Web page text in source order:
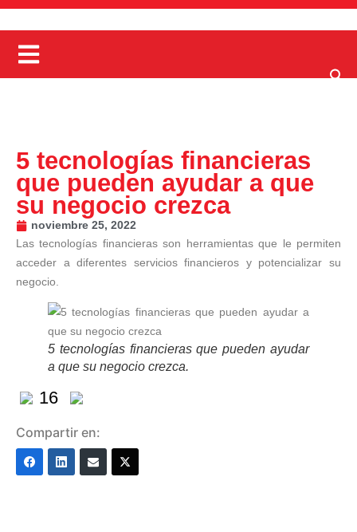
5 tecnologías financieras
que pueden ayudar a que
su negocio crezca
noviembre 25, 2022
Las tecnologías financieras son herramientas que le permiten
acceder a diferentes servicios financieros y potencializar su
negocio.
5 tecnologías financieras que pueden ayudar
a que su negocio crezca.
16
Compartir en: